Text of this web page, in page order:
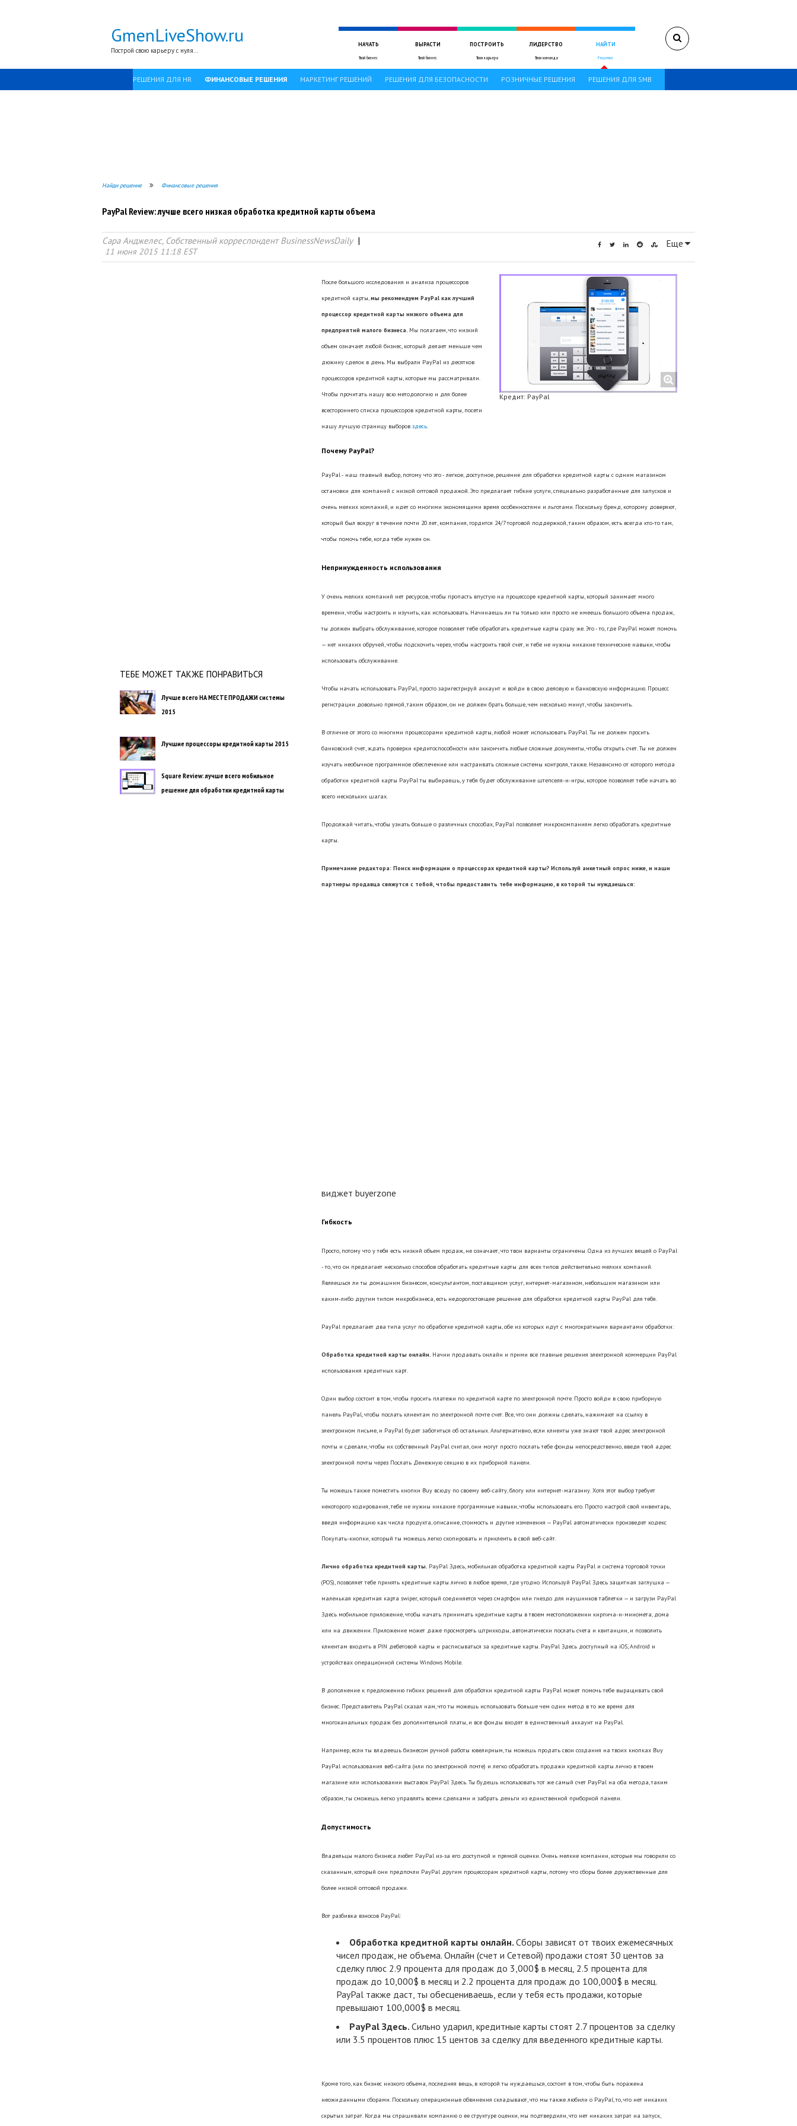
GmenLiveShow.ru
Построй свою карьеру с нуля...
НАЧАТЬ
Твой бизнес
ВЫРАСТИ
Твой бизнес
ПОСТРОИТЬ
Твоя карьера
ЛИДЕРСТВО
Твоя команда
НАЙТИ
Решение
РЕШЕНИЯ ДЛЯ HR ФИНАНСОВЫЕ РЕШЕНИЯ МАРКЕТИНГ РЕШЕНИЙ РЕШЕНИЯ ДЛЯ БЕЗОПАСНОСТИ РОЗНИЧНЫЕ РЕШЕНИЯ РЕШЕНИЯ ДЛЯ SMB
Найди решение Финансовые решения
PayPal Review: лучше всего низкая обработка кредитной карты объема
Сара Анджелес, Собственный корреспондент BusinessNewsDaily
11 июня 2015 11:18 EST
Еще
Кредит: PayPal
После большого исследования и анализа процессоров
кредитной карты,мы рекомендуем PayPal как лучший
процессор кредитной карты низкого объема для
предприятий малого бизнеса. Мы полагаем, что низкий
объем означает любой бизнес, который делает меньше чем
дюжину сделок в день. Мы выбрали PayPal из десятков
процессоров кредитной карты, которые мы рассматривали.
Чтобы прочитать нашу всю методологию и для более
всестороннего списка процессоров кредитной карты, посети
нашу лучшую страницу выборов здесь.
Почему PayPal?
PayPal - наш главный выбор, потому что это - легкое, доступное, решение для обработки кредитной карты с одним магазином
остановки для компаний с низкой оптовой продажой. Это предлагает гибкие услуги, специально разработанные для запусков и
очень мелких компаний, и идет со многими экономящими время особенностями и льготами. Поскольку бренд, которому доверяют,
который был вокруг в течение почти 20 лет, компания, гордится 24/7 торговой поддержкой, таким образом, есть всегда кто-то там,
чтобы помочь тебе, когда тебе нужен он.
Непринужденность использования
У очень мелких компаний нет ресурсов, чтобы пропасть впустую на процессоре кредитной карты, который занимает много
времени, чтобы настроить и изучить, как использовать. Начинаешь ли ты только или просто не имеешь большого объема продаж,
ты должен выбрать обслуживание, которое позволяет тебе обработать кредитные карты сразу же. Это - то, где PayPal может помочь
— нет никаких обручей, чтобы подскочить через, чтобы настроить твой счет, и тебе не нужны никакие технические навыки, чтобы
использовать обслуживание.
Чтобы начать использовать PayPal, просто заригестрируй аккаунт и войди в свою деловую и банковскую информацию. Процесс
регистрации довольно прямой, таким образом, он не должен брать больше, чем несколько минут, чтобы закончить.
В отличие от этого со многими процессорами кредитной карты, любой может использовать PayPal. Ты не должен просить
банковский счет, ждать проверки кредитоспособности или закончить любые сложные документы, чтобы открыть счет. Ты не должен
изучать необычное программное обеспечение или настраивать сложные системы контроля, также. Независимо от которого метода
обработки кредитной карты PayPal ты выбираешь, у тебя будет обслуживание штепселя-и-игры, которое позволяет тебе начать во
всего нескольких шагах.
Продолжай читать, чтобы узнать больше о различных способах, PayPal позволяет микрокомпаниям легко обработать кредитные
карты.
Примечание редактора: Поиск информации о процессорах кредитной карты? Используй анкетный опрос ниже, и наши
партнеры продавца свяжутся с тобой, чтобы предоставить тебе информацию, в которой ты нуждаешься:
виджет buyerzone
Гибкость
Просто, потому что у тебя есть низкий объем продаж, не означает, что твои варианты ограничены. Одна из лучших вещей о PayPal
- то, что он предлагает несколько способов обработать кредитные карты для всех типов действительно мелких компаний.
Являешься ли ты домашним бизнесом, консультантом, поставщиком услуг, интернет-магазином, небольшим магазином или
каким-либо другим типом микробизнеса, есть недорогостоящее решение для обработки кредитной карты PayPal для тебя.
PayPal предлагает два типа услуг по обработке кредитной карты, обе из которых идут с многократными вариантами обработки:
Обработка кредитной карты онлайн. Начни продавать онлайн и прими все главные решения электронной коммерции PayPal
использования кредитных карт.
Один выбор состоит в том, чтобы просить платежи по кредитной карте по электронной почте. Просто войди в свою приборную
панель PayPal, чтобы послать клиентам по электронной почте счет. Все, что они должны сделать, нажимают на ссылку в
электронном письме, и PayPal будет заботиться об остальных. Альтернативно, если клиенты уже знают твой адрес электронной
почты и сделали, чтобы их собственный PayPal считал, они могут просто послать тебе фонды непосредственно, введя твой адрес
электронной почты через Послать Денежную секцию в их приборной панели.
Ты можешь также поместить кнопки Buy всюду по своему веб-сайту, блогу или интернет-магазину. Хотя этот выбор требует
некоторого кодирования, тебе не нужны никакие программные навыки, чтобы использовать его. Просто настрой свой инвентарь,
введя информацию как числа продукта, описание, стоимость и другие изменения — PayPal автоматически произведет кодекс
Покупать-кнопки, который ты можешь легко скопировать и приклеить в свой веб-сайт.
Лично обработка кредитной карты. PayPal Здесь, мобильная обработка кредитной карты PayPal и система торговой точки
(POS), позволяет тебе принять кредитные карты лично в любое время, где угодно. Используй PayPal Здесь защитная заглушка —
маленькая кредитная карта swiper, который соединяется через смартфон или гнездо для наушников таблетки — и загрузи PayPal
Здесь мобильное приложение, чтобы начать принимать кредитные карты в твоем местоположении кирпича-и-миномета, дома
или на движении. Приложение может даже просмотреть штрихкоды, автоматически послать счета и квитанции, и позволить
клиентам входить в PIN дебетовой карты и расписываться за кредитные карты. PayPal Здесь доступный на iOS, Android и
устройствах операционной системы Windows Mobile.
В дополнение к предложению гибких решений для обработки кредитной карты PayPal может помочь тебе выращивать свой
бизнес. Представитель PayPal сказал нам, что ты можешь использовать больше чем один метод в то же время для
многоканальных продаж без дополнительной платы, и все фонды входят в единственный аккаунт на PayPal.
Например, если ты владеешь бизнесом ручной работы ювелирным, ты можешь продать свои создания на твоих кнопках Buy
PayPal использования веб-сайта (или по электронной почте) и легко обработать продажи кредитной карты лично в твоем
магазине или использовании выставок PayPal Здесь. Ты будешь использовать тот же самый счет PayPal на оба метода, таким
образом, ты сможешь легко управлять всеми сделками и забрать деньги из единственной приборной панели.
Допустимость
Владельцы малого бизнеса любят PayPal из-за его доступной и прямой оценки. Очень мелкие компании, которые мы говорили со
сказанным, который они предпочли PayPal другим процессорам кредитной карты, потому что сборы более дружественные для
более низкой оптовой продажи.
Вот разбивка взносов PayPal:
Обработка кредитной карты онлайн. Сборы зависят от твоих ежемесячных
чисел продаж, не объема. Онлайн (счет и Сетевой) продажи стоят 30 центов за
сделку плюс 2.9 процента для продаж до 3,000$ в месяц, 2.5 процента для
продаж до 10,000$ в месяц и 2.2 процента для продаж до 100,000$ в месяц.
PayPal также даст, ты обесцениваешь, если у тебя есть продажи, которые
превышают 100,000$ в месяц.
PayPal Здесь. Сильно ударил, кредитные карты стоят 2.7 процентов за сделку
или 3.5 процентов плюс 15 центов за сделку для введенного кредитные карты.
Кроме того, как бизнес низкого объема, последняя вещь, в которой ты нуждаешься, состоит в том, чтобы быть поражена
неожиданными сборами. Поскольку операционные обвинения складывают, что мы также любили о PayPal, то, что нет никаких
скрытых затрат. Когда мы спрашивали компанию о ее структуре оценки, мы подтвердили, что нет никаких затрат на запуск,
ТЕБЕ МОЖЕТ ТАКЖЕ ПОНРАВИТЬСЯ
Лучше всего НА МЕСТЕ ПРОДАЖИ системы
2015
Лучшие процессоры кредитной карты 2015
Square Review: лучше всего мобильное
решение для обработки кредитной карты